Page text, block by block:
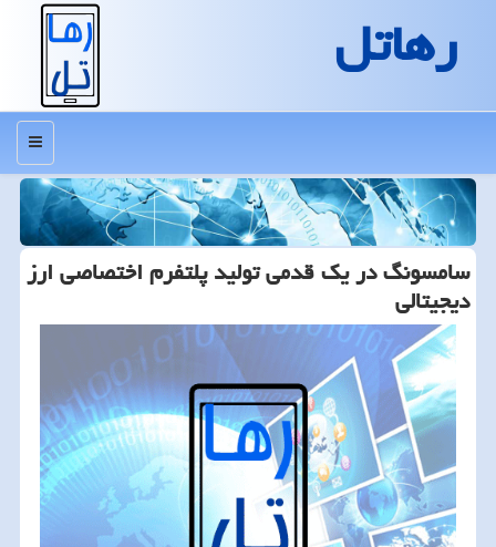
رهاتل
منو
سامسونگ در یك قدمی تولید پلتفرم اختصاصی ارز
دیجیتالی